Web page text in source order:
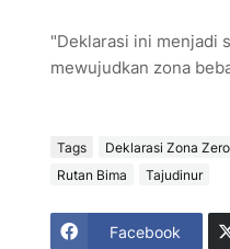
"Deklarasi ini menjadi
mewujudkan zona
Tags Deklarasi Zona
Rutan Bima
Tajudinur
Facebook